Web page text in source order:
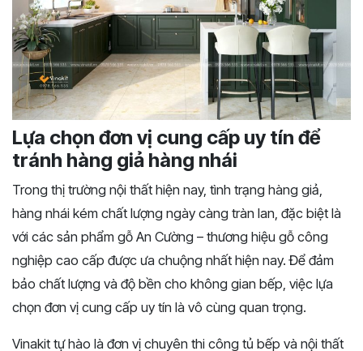
Lựa chọn đơn vị cung cấp uy tín để
tránh hàng giả hàng nhái
Trong thị trường nội thất hiện nay, tình trạng hàng giả,
hàng nhái kém chất lượng ngày càng tràn lan, đặc biệt là
với các sản phẩm gỗ An Cường – thương hiệu gỗ công
nghiệp cao cấp được ưa chuộng nhất hiện nay. Để đảm
bảo chất lượng và độ bền cho không gian bếp, việc lựa
chọn đơn vị cung cấp uy tín là vô cùng quan trọng.
Vinakit tự hào là đơn vị chuyên thi công tủ bếp và nội thất